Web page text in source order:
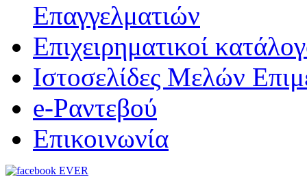
Επαγγελματιών
Επιχειρηματικοί
Ιστοσελίδες Μελών
e-Ραντεβού
Επικοινωνία